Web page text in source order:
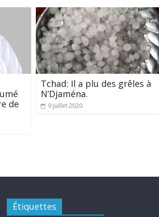
de
Tchad: Il a plu des grêles à
N’Djaména.
9 juillet 2020
Étiquettes